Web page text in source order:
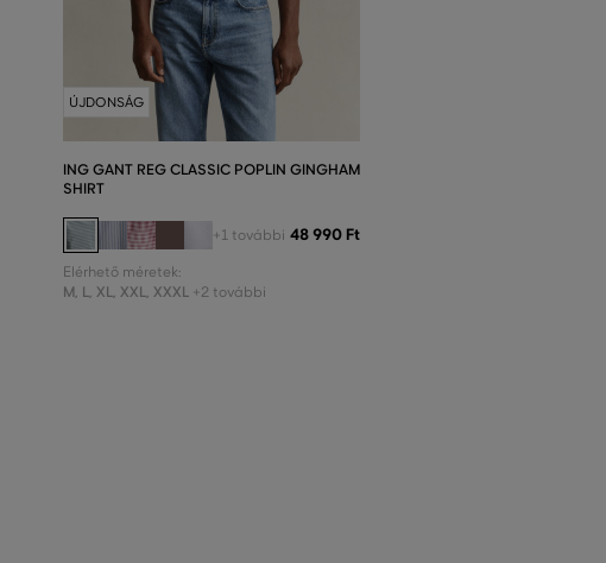
ÚJDONSÁG
ING GANT REG CLASSIC POPLIN GINGHAM
SHIRT
+1 további 48 990 Ft
Elérhető méretek:
M, L, XL, XXL, XXXL +2 további